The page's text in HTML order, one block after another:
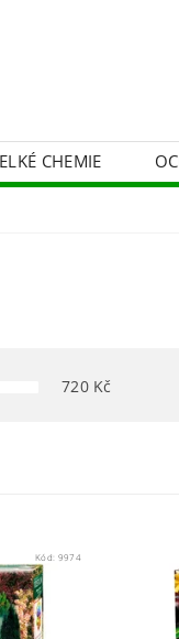
CHEMIE
720Kč
Kód: 9974